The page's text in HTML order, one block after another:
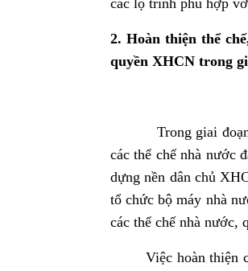
các lộ trình phù hợp
2. Hoàn thiện thể
quyền XHCN trong
Trong giai
các thể chế nhà nước
dựng nền dân chủ
tổ chức bộ máy nhà
các thể chế nhà nước,
Việc hoàn thiện các